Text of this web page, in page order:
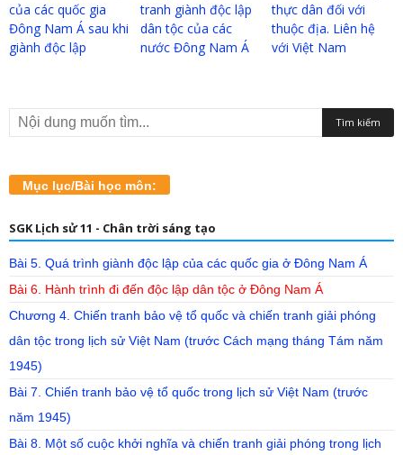
của các quốc gia
Đông Nam Á sau khi
giành độc lập
tranh giành độc lập
dân tộc của các
nước Đông Nam Á
thực dân đối với
thuộc địa. Liên hệ
với Việt Nam
Mục lục/Bài học môn:
SGK Lịch sử 11 - Chân trời sáng tạo
Bài 5. Quá trình giành độc lập của các quốc gia ở Đông Nam Á
Bài 6. Hành trình đi đến độc lập dân tộc ở Đông Nam Á
Chương 4. Chiến tranh bảo vệ tổ quốc và chiến tranh giải phóng
dân tộc trong lịch sử Việt Nam (trước Cách mạng tháng Tám năm
1945)
Bài 7. Chiến tranh bảo vệ tổ quốc trong lịch sử Việt Nam (trước
năm 1945)
Bài 8. Một số cuộc khởi nghĩa và chiến tranh giải phóng trong lịch